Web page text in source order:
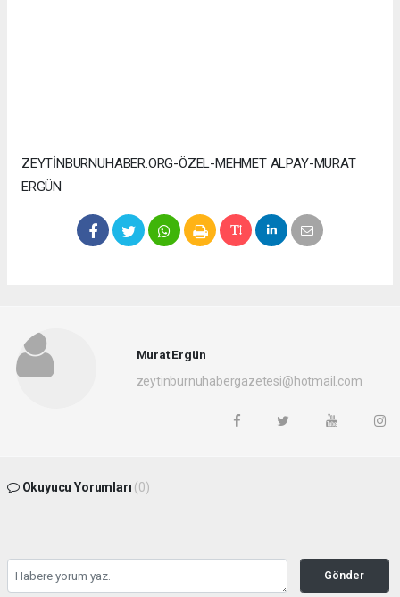
ZEYTİNBURNUHABER.ORG-ÖZEL-MEHMET ALPAY-MURAT
ERGÜN
Murat Ergün
zeytinburnuhabergazetesi@hotmail.com
Okuyucu Yorumları (0)
Gönder